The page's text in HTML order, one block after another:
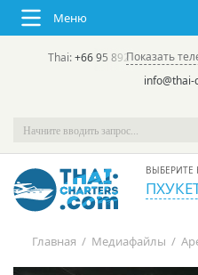
Меню
Thai:+66 95 892 7646(rus/
Показать
Главная / Медиафайлы /